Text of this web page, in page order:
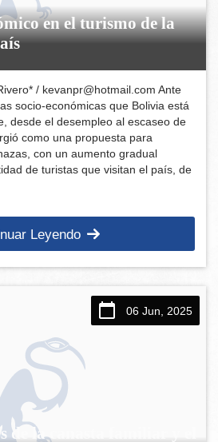
en el turismo de la
/ kevanpr@hotmail.com Ante
socio-económicas que Bolivia está
desde el desempleo al escaseo de
como una propuesta para
con un aumento gradual
de turistas que visitan el país, de
Leyendo
06 Jun, 2025
de la canasta familiar y el